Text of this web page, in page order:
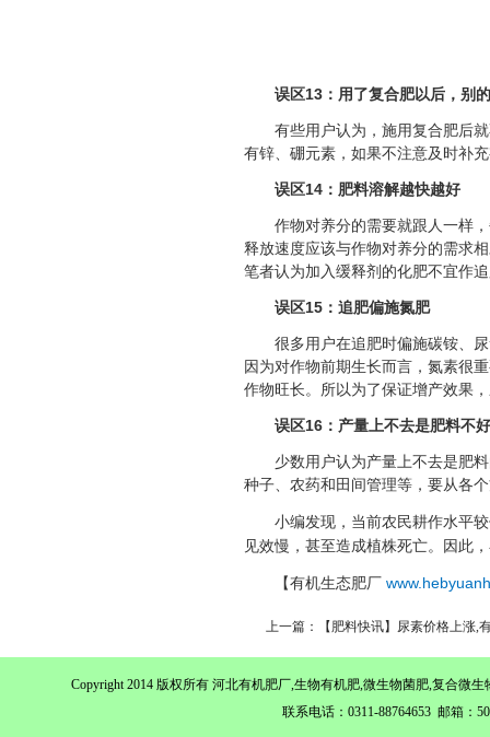
误区13：用了复合肥以后，别
有些用户认为，施用复合肥后
有锌、硼元素，如果不注意及时补
误区14：肥料溶解越快越好
作物对养分的需要就跟人一样
释放速度应该与作物对养分的需求
笔者认为加入缓释剂的化肥不宜作
误区15：追肥偏施氮肥
很多用户在追肥时偏施碳铵、
因为对作物前期生长而言，氮素很
作物旺长。所以为了保证增产效果
误区16：产量上不去是肥料不好
少数用户认为产量上不去是肥
种子、农药和田间管理等，要从各
小编发现，当前农民耕作水平
见效慢，甚至造成植株死亡。因此
【有机生态肥厂
上一篇：【肥料快讯】尿素价格上涨,
Copyright 2014 版权所有 河北有机肥厂,生物有机肥,微生物菌肥,复合
联系电话：0311-88764653 邮箱：